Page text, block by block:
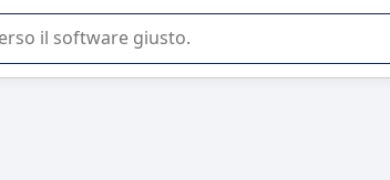
software SaaS per la vostra azienda.